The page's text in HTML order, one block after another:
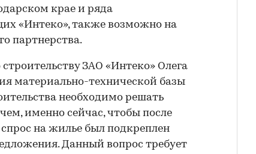
крае и ряда
«Интеко», также возможно на
партнерства.
ЗАО «Интеко» Олега
материально-технической базы
необходимо решать
именно сейчас, чтобы после
на жилье был подкреплен
Данный вопрос требует